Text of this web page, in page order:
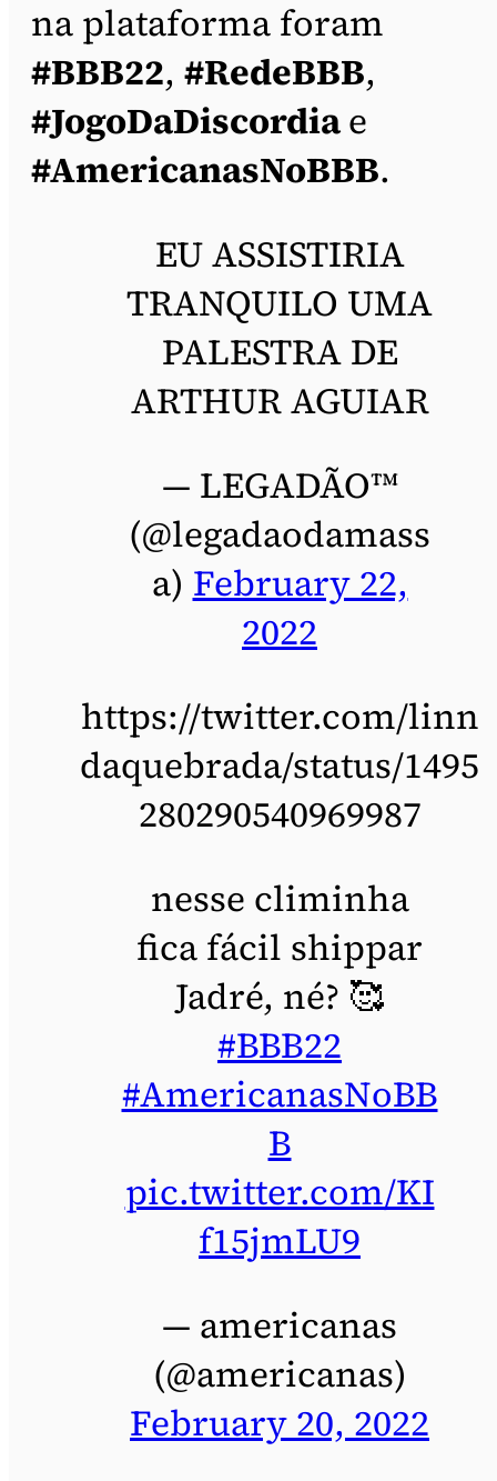
na plataforma foram
#BBB22, #RedeBBB,
#JogoDaDiscordiae
#AmericanasNoBBB.
EU ASSISTIRIA
TRANQUILO UMA
PALESTRA DE
ARTHUR AGUIAR
— LEGADÃO™
(@legadaodamass
a) February 22,
2022
https://twitter.com/linn
daquebrada/status/1495
280290540969987
nesse climinha
fica fácil shippar
Jadré, né? 🥰
#BBB22
#AmericanasNoBB
B
pic.twitter.com/KI
f15jmLU9
— americanas
(@americanas)
February 20, 2022